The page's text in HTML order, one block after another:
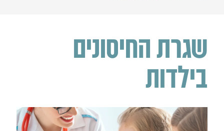
שגרת החיסונים
בילדות